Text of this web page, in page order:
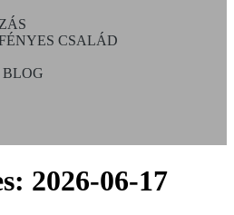
CSALÁD
2026-06-17